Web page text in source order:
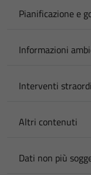
Pianificazione e
Informazioni
Interventi
Altri contenuti
Dati non più